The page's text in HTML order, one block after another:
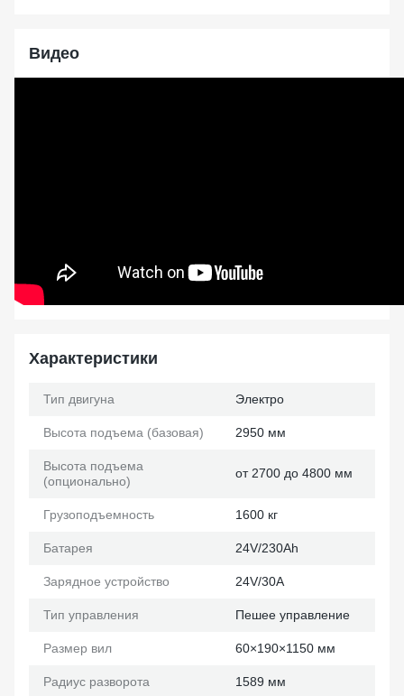
Видео
Характеристики
Тип двигуна Электро
Высота подъема (базовая) 2950 мм
Высота подъема
(опционально)
от 2700 до 4800 мм
Грузоподъемность 1600 кг
Батарея 24V/230Ah
Зарядное устройство 24V/30A
Тип управления Пешее управление
Размер вил 60×190×1150 мм
Радиус разворота 1589 мм